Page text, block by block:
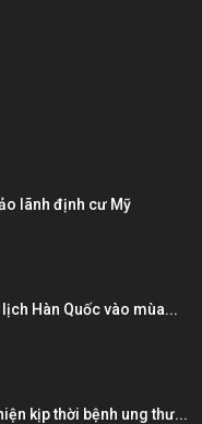
lãnh định cư Mỹ
Hàn Quốc vào mùa...
kịp thời bệnh ung thư...